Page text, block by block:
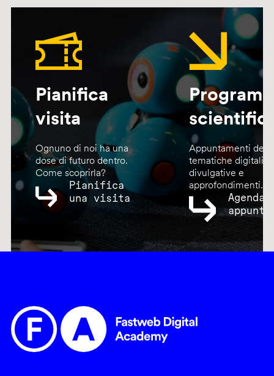
Pianifica
visita
Ognuno di noi ha una
dose di futuro dentro.
Come scoprirla?
Pianifica
una visita
Appuntamenti
tematiche digitali,
divulgative e
approfondimenti.
Agenda